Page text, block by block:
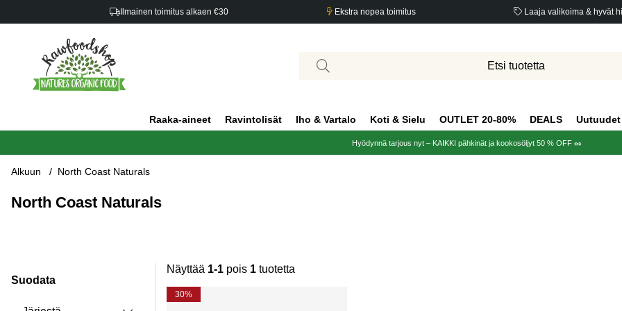
Ilmainen toimitus alkaen €30 Ekstra nopea toimitus Laaja valikoima & hyvät
Raaka-aineet Ravintolisät Iho & Vartalo Koti & Sielu OUTLET 20-80% DEALS Uutuudet
Hyödynnä tarjous nyt – KAIKKI pähkinät ja kookosöljyt 50 % OFF 🥜
Alkuun North Coast Naturals
North Coast Naturals
Suodata
Näyttää 1-1 pois 1 tuotetta
Tuotteet
30%